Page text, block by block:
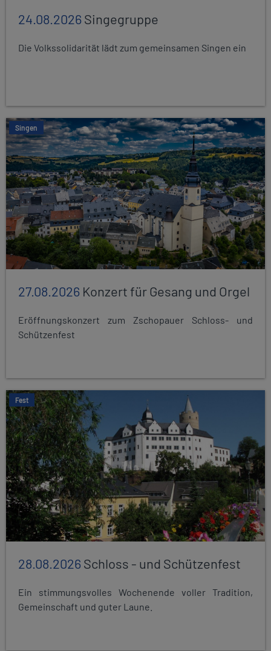
24.08.2026Singegruppe
Die Volkssolidarität lädt zum gemeinsamen Singen ein
Singen
27.08.2026 Konzert für Gesang und Orgel
Eröffnungskonzert zum Zschopauer Schloss- und
Schützenfest
Fest
28.08.2026Schloss - und Schützenfest
Ein stimmungsvolles Wochenende voller Tradition,
Gemeinschaft und guter Laune.